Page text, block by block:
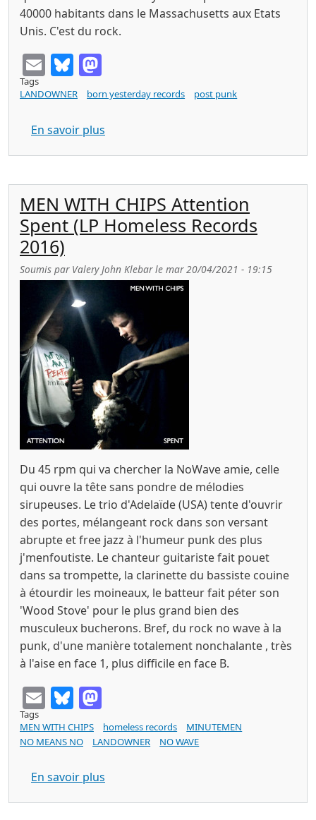
40000 habitants dans le Massachusetts aux Etats
Unis. C'est du rock.
EmailBluesky
Tags
LANDOWNER
born yesterday records post punk
En savoir plus
MEN WITH CHIPS Attention
Spent (LP Homeless Records
2016)
Soumis par Valery John Klebarle mar 20/04/2021 - 19:15
Du 45 rpm qui va chercher la NoWave amie, celle
qui ouvre la tête sans pondre de mélodies
sirupeuses. Le trio d'Adelaïde (USA) tente d'ouvrir
des portes, mélangeant rock dans son versant
abrupte et free jazz à l'humeur punk des plus
j'menfoutiste. Le chanteur guitariste fait pouet
dans sa trompette, la clarinette du bassiste couine
à étourdir les moineaux, le batteur fait péter son
'Wood Stove' pour le plus grand bien des
musculeux bucherons. Bref, du rock no wave à la
punk, d'une manière totalement nonchalante , très
à l'aise en face 1, plus difficile en face B.
EmailBluesky
Tags
MEN WITH CHIPS
homeless records
MINUTEMEN
NO MEANS NO
LANDOWNER NO WAVE
En savoir plus